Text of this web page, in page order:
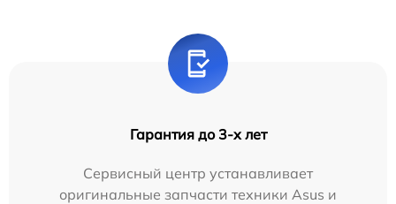
Гарантия до 3-х лет
Сервисный центр устанавливает
оригинальные запчасти техники Asus и